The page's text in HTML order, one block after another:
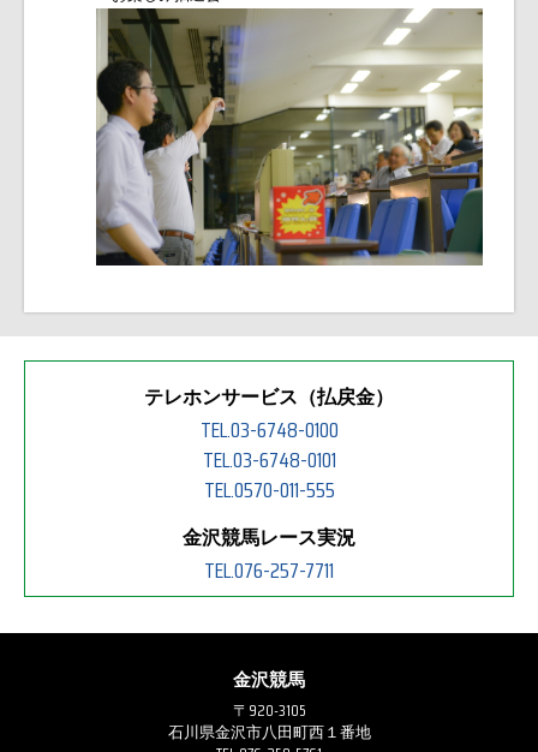
テレホンサービス（払戻金）
TEL.03-6748-0100
TEL.03-6748-0101
TEL.0570-011-555
金沢競馬レース実況
TEL.076-257-7711
金沢競馬
〒920-3105
石川県金沢市八田町西１番地